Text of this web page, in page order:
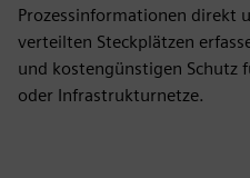
Prozessinformationen direkt
verteilten Steckplätzen
und kostengünstigen Schutz
oder Infrastrukturnetze.